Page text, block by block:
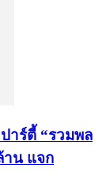
าร์ตี้ “รวมพล
าน แจก